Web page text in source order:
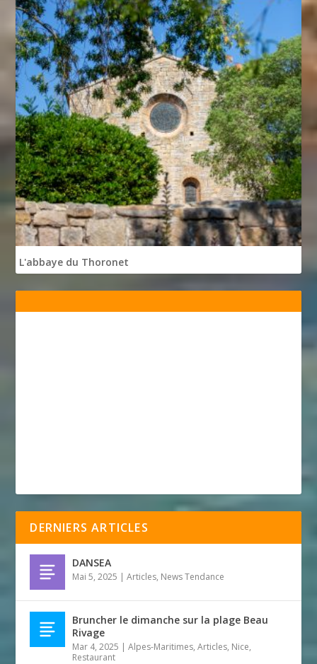
L'abbaye du Thoronet
DERNIERS ARTICLES
DANSEA
Mai 5, 2025 |Articles, News Tendance
Bruncher le dimanche sur la plage Beau
Rivage
Mar 4, 2025 |Alpes-Maritimes,Articles, Nice,
Restaurant